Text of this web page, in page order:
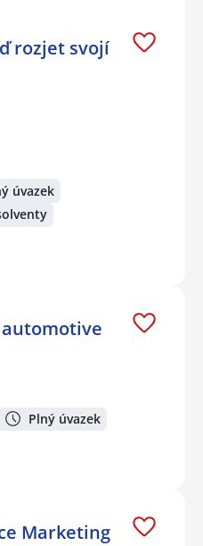
rozjet svojí
úvazek
automotive
Plný úvazek
Marketing